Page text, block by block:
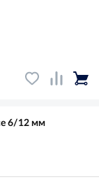
6/12 мм